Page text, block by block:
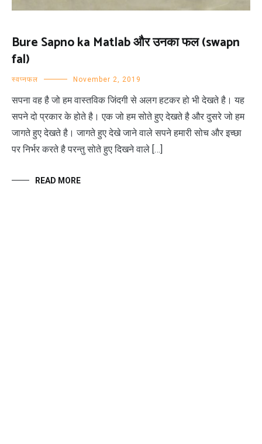
Bure Sapno ka Matlab और उनका फल (swapn
fal)
स्वप्नफल November 2, 2019
सपना वह है जो हम वास्तविक जिंदगी से अलग हटकर हो भी देखते है। यह
सपने दो प्रकार के होते है। एक जो हम सोते हुए देखते है और दुसरे जो हम
जागते हुए देखते है। जागते हुए देखे जाने वाले सपने हमारी सोच और इच्छा
पर निर्भर करते है परन्तु सोते हुए दिखने वाले […]
READ MORE